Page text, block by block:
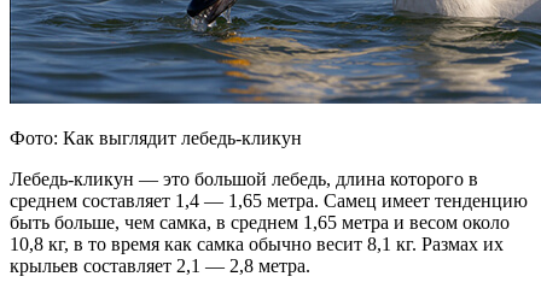
Фото: Как выглядит лебедь-кликун
Лебедь-кликун — это большой лебедь, длина которого в
среднем составляет 1,4 — 1,65 метра. Самец имеет тенденцию
быть больше, чем самка, в среднем 1,65 метра и весом около
10,8 кг, в то время как самка обычно весит 8,1 кг. Размах их
крыльев составляет 2,1 — 2,8 метра.